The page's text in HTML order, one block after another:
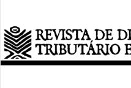
Conteúdo
principal
Barra
Lateral